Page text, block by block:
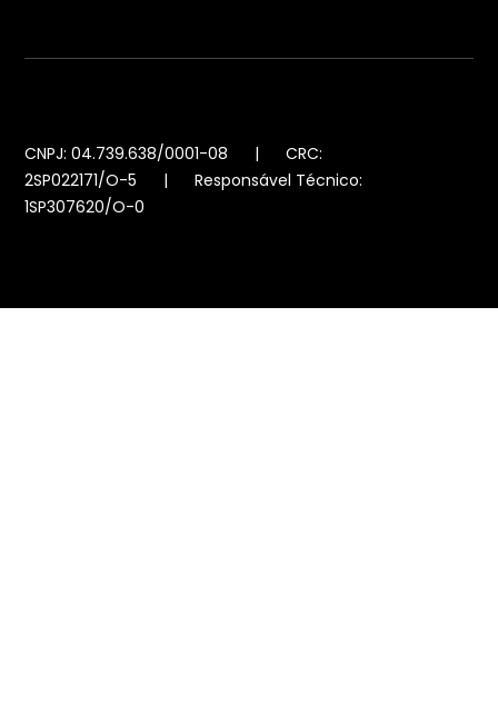
CNPJ: 04.739.638/0001-08 | CRC:
2SP022171/O-5 | Responsável Técnico:
1SP307620/O-0